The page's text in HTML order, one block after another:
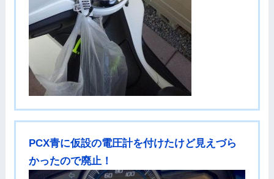
PCX青に仮設の電圧計を付けたけど見えづら
かったので廃止！